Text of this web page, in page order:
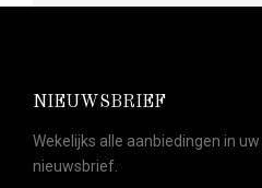
NIEUWSBRIEF
Wekelijks alle aanbiedingen in
nieuwsbrief.